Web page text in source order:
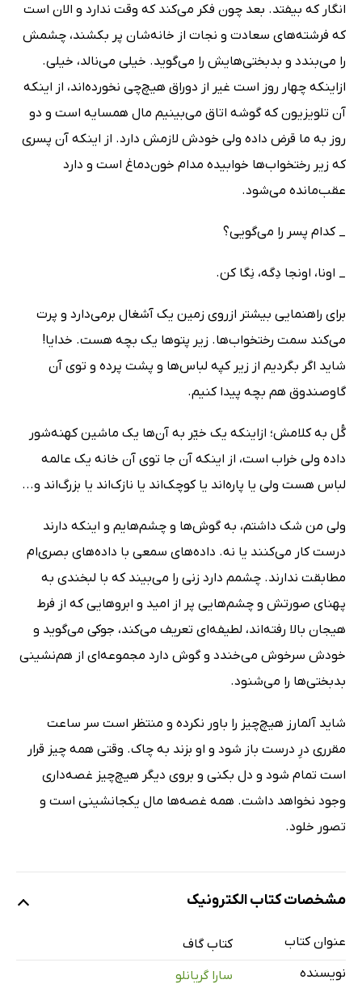
انگار که بیفتد. بعد چون فکر می‌کند که وقت ندارد و الان است
که فرشته‌های سعادت و نجات از خانه‌شان پر بکشند، چشمش
را می‌بندد و بدبختی‌هایش را می‌گوید. خیلی می‌نالد، خیلی.
ازاینکه چهار روز است غیر از دوراق هیچ‌چی نخورده‌اند، از اینکه
آن تلویزیون که گوشه اتاق می‌بینیم مال همسایه است و دو
روز به ما قرض داده ولی خودش لازمش دارد. از اینکه آن پسری
که زیر رختخواب‌ها خوابیده مدام خون‌دماغ است و دارد
عقب‌مانده می‌شود.
_ کدام پسر را می‌گویی؟
_ اونا، اونجا دِگه، نِگا کن.
برای راهنمایی بیشتر ازروی زمین یک آشغال برمی‌دارد و پرت
می‌کند سمت رختخواب‌ها. زیر پتوها یک بچه هست. خدایا!
شاید اگر بگردیم از زیر کپه لباس‌ها و پشت پرده و توی آن
گاوصندوق هم بچه پیدا کنیم.
گُل به کلامش؛ ازاینکه یک خیّر به آن‌ها یک ماشین کهنه‌شور
داده ولی خراب است، از اینکه آن جا توی آن خانه یک عالمه
لباس هست ولی یا پاره‌اند یا کوچک‌اند یا نازک‌اند یا بزرگ‌اند و...
ولی من شک داشتم، به گوش‌ها و چشم‌هایم و اینکه دارند
درست کار می‌کنند یا نه. داده‌های سمعی با داده‌های بصری‌ام
مطابقت ندارند. چشمم دارد زنی را می‌بیند که با لبخندی به
پهنای صورتش و چشم‌هایی پر از امید و ابروهایی که از فرط
هیجان بالا رفته‌اند، لطیفه‌ای تعریف می‌کند، جوکی می‌گوید و
خودش سرخوش می‌خندد و گوش دارد مجموعه‌ای از هم‌نشینی
بدبختی‌ها را می‌شنود.
شاید آلمارز هیچ‌چیز را باور نکرده و منتظر است سر ساعت
مقرری درِ درست باز شود و او بزند به چاک. وقتی همه چیز قرار
است تمام شود و دل بکنی و بروی دیگر هیچ‌چیز غصه‌داری
وجود نخواهد داشت. همه غصه‌ها مال یکجانشینی است و
تصور خلود.
مشخصات کتاب الکترونیک
عنوان کتاب
کتاب گاف
نویسنده
سارا گریانلو